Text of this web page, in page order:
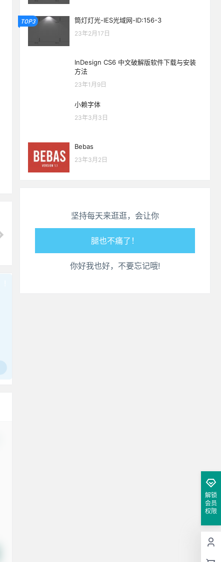
TOP3 筒灯灯光-IES光域网-ID:156-3
23年2月17日
InDesign CS6 中文破解版软件下载与安装
方法
23年1月9日
小赖字体
23年3月3日
Bebas
23年3月2日
坚持每天来逛逛，会让你
走路也有劲了！
腿也不痛了！
腰也不酸了！
你好我也好，不要忘记哦!
解锁
会员
权限